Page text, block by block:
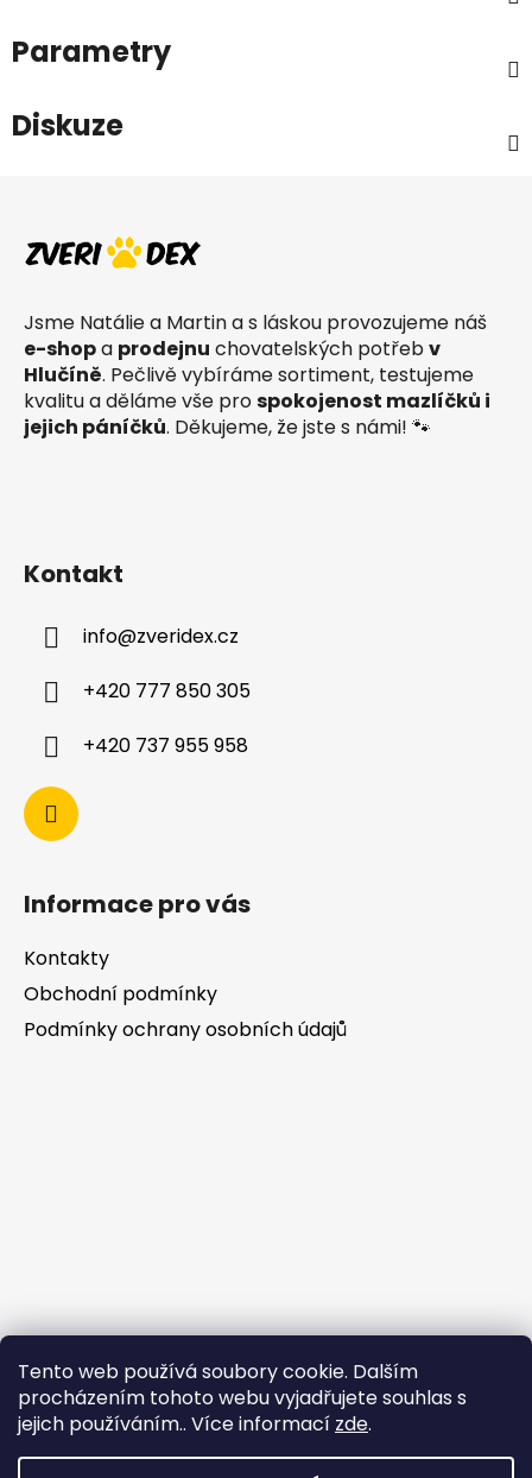
Tento web používá soubory cookie. Dalším
procházením tohoto webu vyjadřujete souhlas s
jejich používáním.. Více informací zde.
Parametry
Diskuze
Jsme Natálie a Martin a s láskou provozujeme náš
e-shopa prodejnu chovatelských potřebv
Hlučíně. Pečlivě vybíráme sortiment, testujeme
kvalitu a děláme vše prospokojenost mazlíčků i
jejich páníčků. Děkujeme, že jste s námi! 🐾
Kontakt
info@zveridex.cz
+420 777 850 305
+420 737 955 958
Informace pro vás
Kontakty
Obchodní podmínky
Podmínky ochrany osobních údajů